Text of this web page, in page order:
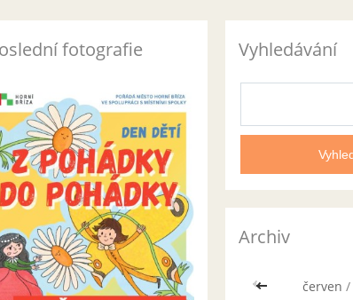
fotografie Vyhledávání
Archiv
<< červen /